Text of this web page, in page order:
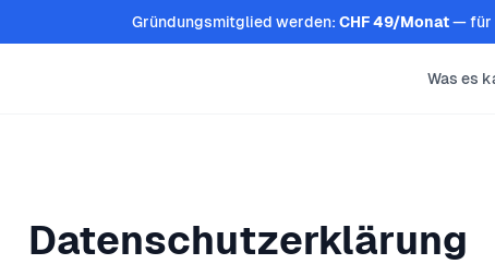
Gründungsmitglied werden: CHF 49/Monat— für
Was es
Datenschutzerklärung